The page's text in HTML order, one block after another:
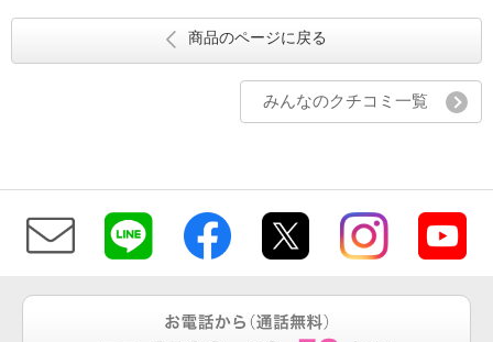
商品のページに戻る
みんなのクチコミ一覧